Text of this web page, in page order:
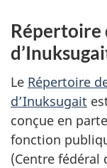
Le Répertoire
d’Inuksugait
conçue en
fonction
(Centre fédéral